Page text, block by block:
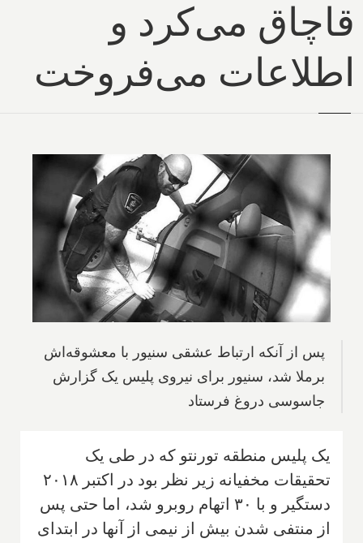
قاچاق می‌کرد و
اطلاعات می‌فروخت
پس از آنکه ارتباط عشقی سنیور با معشوقه‌اش
برملا شد، سنیور برای نیروی پلیس یک گزارش
جاسوسی دروغ فرستاد
یک پلیس منطقه تورنتو که در طی یک
تحقیقات مخفیانه زیر نظر بود در اکتبر ۲۰۱۸
دستگیر و با ۳۰ اتهام روبرو شد، اما حتی پس
از منتفی شدن بیش از نیمی از آنها در ابتدای